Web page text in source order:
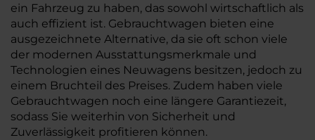
ein Fahrzeug zu haben, das sowohl wirtschaftlich als
auch effizient ist. Gebrauchtwagen bieten eine
ausgezeichnete Alternative, da sie oft schon viele
der modernen Ausstattungsmerkmale und
Technologien eines Neuwagens besitzen, jedoch zu
einem Bruchteil des Preises. Zudem haben viele
Gebrauchtwagen noch eine längere Garantiezeit,
sodass Sie weiterhin von Sicherheit und
Zuverlässigkeit profitieren können.